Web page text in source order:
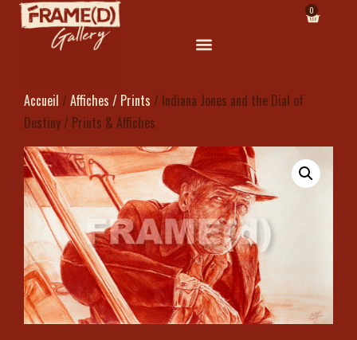
0
Accueil / Affiches / Prints / Indiana Jones and the Dial of
Destiny / Prints & Affiches